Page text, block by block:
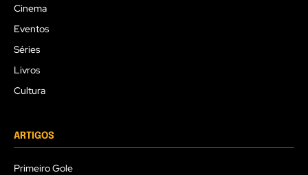
Cinema
Eventos
Séries
Livros
Cultura
ARTIGOS
Primeiro Gole